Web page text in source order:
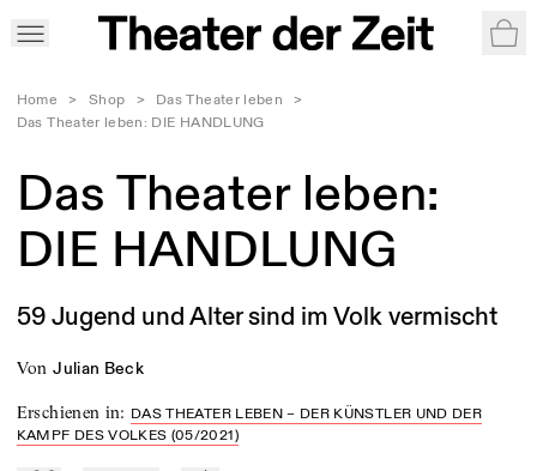
Home > Shop > Das Theater leben
>
Das Theater leben: DIE HANDLUNG
Das Theater leben:
DIE HANDLUNG
59 Jugend und Alter sind im Volk vermischt
von Julian Beck
Erschienen in: DAS THEATER LEBEN – DER KÜNSTLER UND DER
KAMPF DES VOLKES (05/2021)